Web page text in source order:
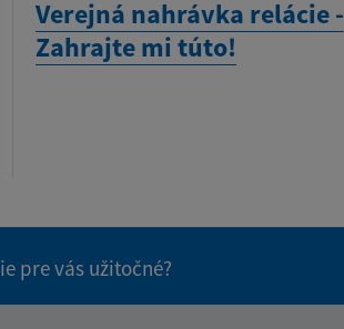
Verejná nahrávka relácie -
Zahrajte mi túto!
pre vás užitočné?